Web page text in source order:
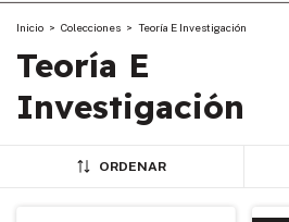
Inicio > Colecciones > Teoría E Investigación
Teoría E
Investigación
ORDENAR